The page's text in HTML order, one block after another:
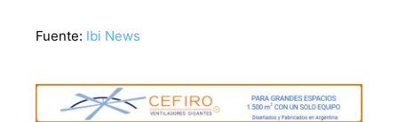
Fuente: Ibi News